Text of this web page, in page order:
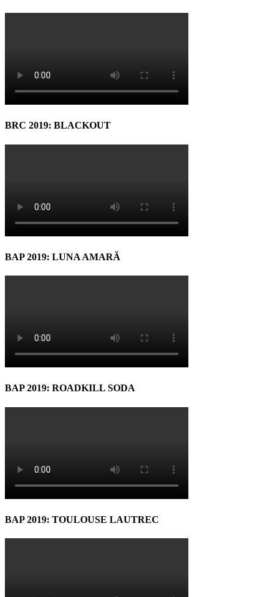
BRC 2019: BLACKOUT
BAP 2019: LUNA AMARĂ
BAP 2019: ROADKILL SODA
BAP 2019: TOULOUSE LAUTREC